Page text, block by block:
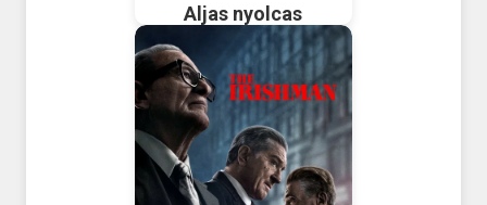
Aljas nyolcas